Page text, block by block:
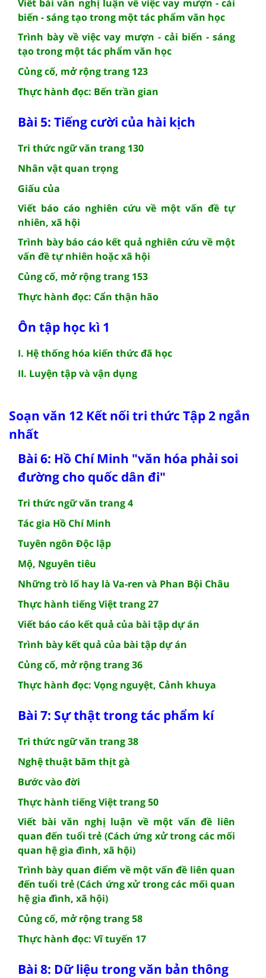
Viết bài văn nghị luận về việc vay mượn - cải
biến - sáng tạo trong một tác phẩm văn học
Trình bày về việc vay mượn - cải biến - sáng
tạo trong một tác phẩm văn học
Củng cố, mở rộng trang 123
Thực hành đọc: Bến trần gian
Bài 5: Tiếng cười của hài kịch
Tri thức ngữ văn trang 130
Nhân vật quan trọng
Giấu của
Viết báo cáo nghiên cứu về một vấn đề tự
nhiên, xã hội
Trình bày báo cáo kết quả nghiên cứu về một
vấn đề tự nhiên hoặc xã hội
Củng cố, mở rộng trang 153
Thực hành đọc: Cẩn thận hão
Ôn tập học kì 1
I. Hệ thống hóa kiến thức đã học
II. Luyện tập và vận dụng
Soạn văn 12 Kết nối tri thức Tập 2 ngắn
nhất
Bài 6: Hồ Chí Minh "văn hóa phải soi
đường cho quốc dân đi"
Tri thức ngữ văn trang 4
Tác gia Hồ Chí Minh
Tuyên ngôn Độc lập
Mộ, Nguyên tiêu
Những trò lố hay là Va-ren và Phan Bội Châu
Thực hành tiếng Việt trang 27
Viết báo cáo kết quả của bài tập dự án
Trình bày kết quả của bài tập dự án
Củng cố, mở rộng trang 36
Thực hành đọc: Vọng nguyệt, Cảnh khuya
Bài 7: Sự thật trong tác phẩm kí
Tri thức ngữ văn trang 38
Nghệ thuật băm thịt gà
Bước vào đời
Thực hành tiếng Việt trang 50
Viết bài văn nghị luận về một vấn đề liên
quan đến tuổi trẻ (Cách ứng xử trong các mối
quan hệ gia đình, xã hội)
Trình bày quan điểm về một vấn đề liên quan
đến tuổi trẻ (Cách ứng xử trong các mối quan
hệ gia đình, xã hội)
Củng cố, mở rộng trang 58
Thực hành đọc: Vĩ tuyến 17
Bài 8: Dữ liệu trong văn bản thông